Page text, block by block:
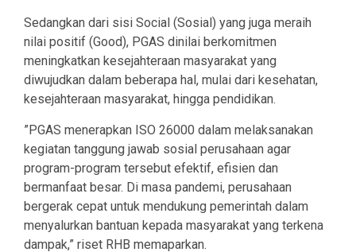
Sedangkan dari sisi Social (Sosial) yang juga meraih
nilai positif (Good), PGAS dinilai berkomitmen
meningkatkan kesejahteraan masyarakat yang
diwujudkan dalam beberapa hal, mulai dari kesehatan,
kesejahteraan masyarakat, hingga pendidikan.
”PGAS menerapkan ISO 26000 dalam melaksanakan
kegiatan tanggung jawab sosial perusahaan agar
program-program tersebut efektif, efisien dan
bermanfaat besar. Di masa pandemi, perusahaan
bergerak cepat untuk mendukung pemerintah dalam
menyalurkan bantuan kepada masyarakat yang terkena
dampak,” riset RHB memaparkan.